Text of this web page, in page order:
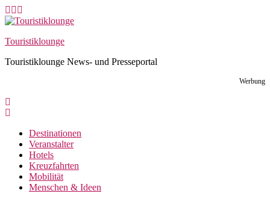
Skip
to
Touristiklounge
Touristiklounge News- und Presseportal
Werbung
Destinationen
Veranstalter
Hotels
Kreuzfahrten
Mobilität
Menschen & Ideen